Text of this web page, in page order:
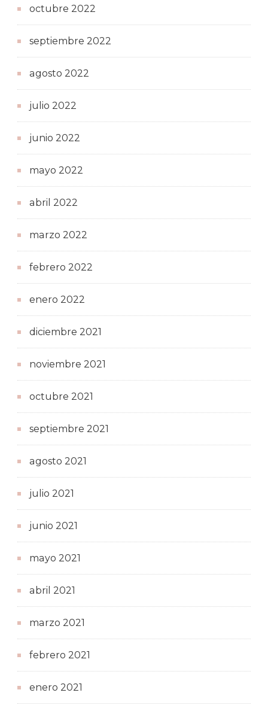
octubre 2022
septiembre 2022
agosto 2022
julio 2022
junio 2022
mayo 2022
abril 2022
marzo 2022
febrero 2022
enero 2022
diciembre 2021
noviembre 2021
octubre 2021
septiembre 2021
agosto 2021
julio 2021
junio 2021
mayo 2021
abril 2021
marzo 2021
febrero 2021
enero 2021